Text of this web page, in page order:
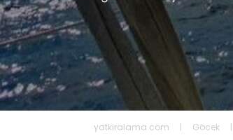
Kaş
TÜM
yatkiralama.com | Göcek |